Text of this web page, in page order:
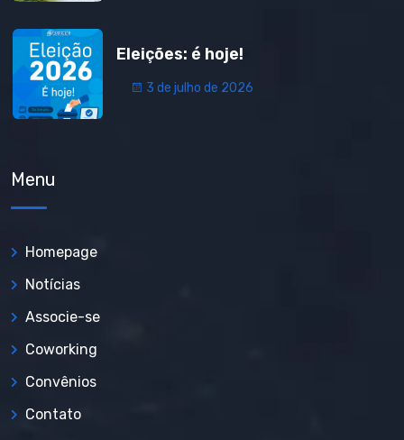
Eleições: é hoje!
3 de julho de 2026
Menu
Homepage
Notícias
Associe-se
Coworking
Convênios
Contato